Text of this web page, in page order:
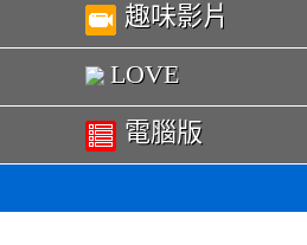
趣味影片
LOVE
電腦版